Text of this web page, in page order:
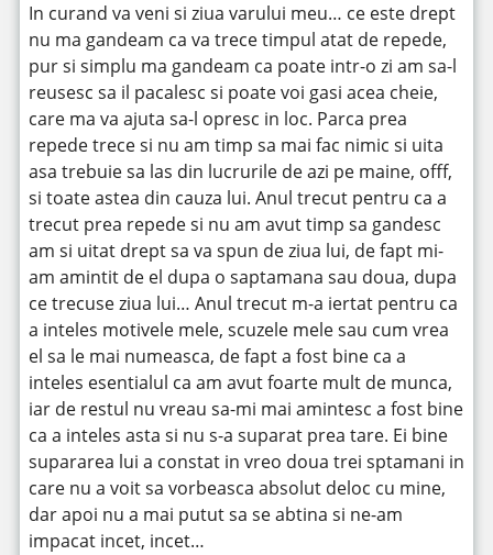
In curand va veni si ziua varului meu… ce este drept
nu ma gandeam ca va trece timpul atat de repede,
pur si simplu ma gandeam ca poate intr-o zi am sa-l
reusesc sa il pacalesc si poate voi gasi acea cheie,
care ma va ajuta sa-l opresc in loc. Parca prea
repede trece si nu am timp sa mai fac nimic si uita
asa trebuie sa las din lucrurile de azi pe maine, offf,
si toate astea din cauza lui. Anul trecut pentru ca a
trecut prea repede si nu am avut timp sa gandesc
am si uitat drept sa va spun de ziua lui, de fapt mi-
am amintit de el dupa o saptamana sau doua, dupa
ce trecuse ziua lui… Anul trecut m-a iertat pentru ca
a inteles motivele mele, scuzele mele sau cum vrea
el sa le mai numeasca, de fapt a fost bine ca a
inteles esentialul ca am avut foarte mult de munca,
iar de restul nu vreau sa-mi mai amintesc a fost bine
ca a inteles asta si nu s-a suparat prea tare. Ei bine
supararea lui a constat in vreo doua trei sptamani in
care nu a voit sa vorbeasca absolut deloc cu mine,
dar apoi nu a mai putut sa se abtina si ne-am
impacat incet, incet…